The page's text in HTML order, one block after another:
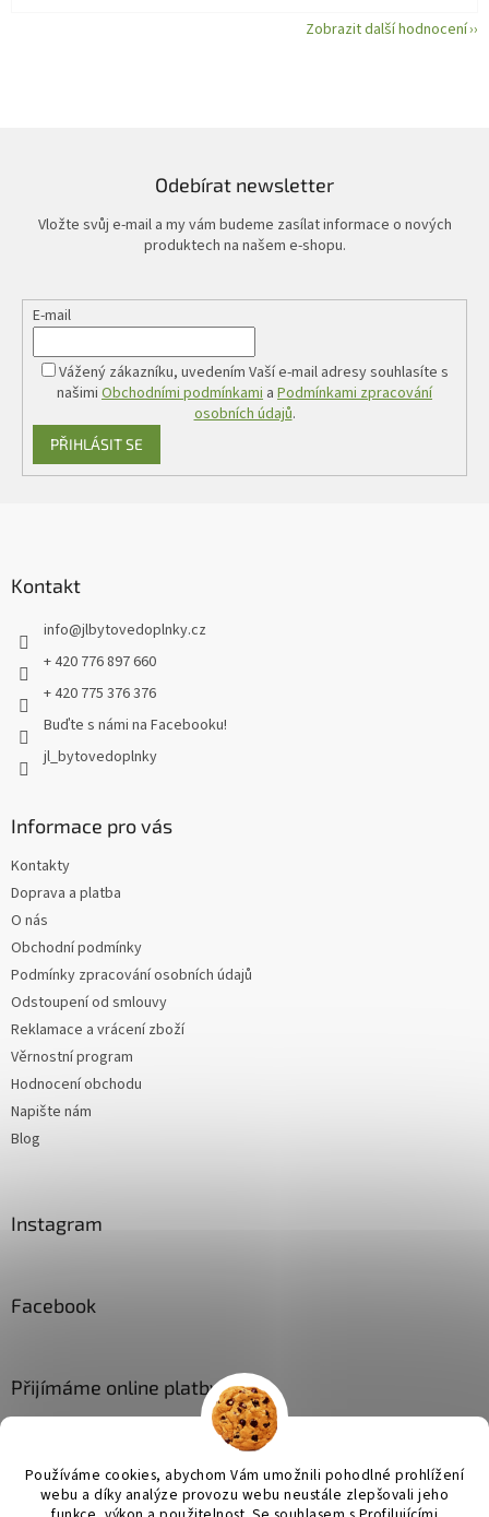
Používáme cookies, abychom Vám umožnili pohodlné prohlížení
webu a díky analýze provozu webu neustále zlepšovali jeho
Zobrazit další hodnocení
Odebírat newsletter
Vložte svůj e-mail a my vám budeme zasílat informace o nových
produktech na našem e-shopu.
E-mail
Vážený zákazníku, uvedením Vaší e-mail adresy souhlasíte s
našimi Obchodními podmínkami a Podmínkami zpracování
osobních údajů.
PŘIHLÁSIT SE
Kontakt
info@jlbytovedoplnky.cz
+ 420 776 897 660
+ 420 775 376 376
Buďte s námi na Facebooku!
jl_bytovedoplnky
Informace pro vás
Kontakty
Doprava a platba
O nás
Obchodní podmínky
Podmínky zpracování osobních údajů
Odstoupení od smlouvy
Reklamace a vrácení zboží
Věrnostní program
Hodnocení obchodu
Napište nám
Blog
Instagram
Facebook
Přijímáme online platby